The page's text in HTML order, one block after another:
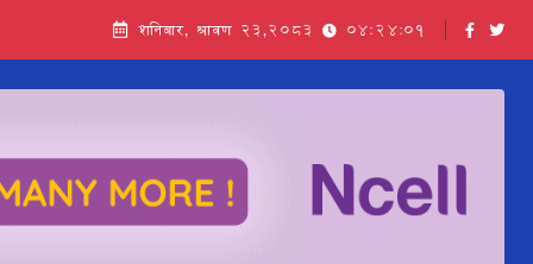
शनिबार, श्रावण २३,२०८३ 04:24:02